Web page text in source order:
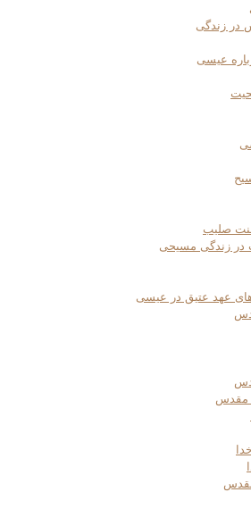
در زندگی
عیسی
در زندگی مسیحی
عهد عتیق در عیسی
مقدس